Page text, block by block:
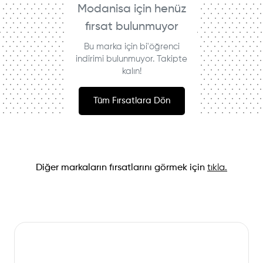
Modanisa için henüz
fırsat bulunmuyor
Bu marka için bi'öğrenci
indirimi bulunmuyor. Takipte
kalın!
Tüm Fırsatlara Dön
Diğer markaların fırsatlarını görmek için tıkla.